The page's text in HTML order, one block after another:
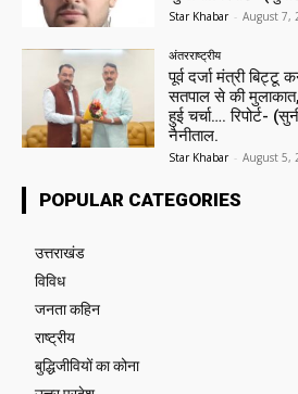
Star Khabar - August 7,
अंतरराष्ट्रीय
पूर्व दर्जा मंत्री
सतपाल से की
हुई चर्चा…. रिपोर्ट-
नैनीताल.
Star Khabar - August 5,
POPULAR CATEGORIES
उत्तराखंड
विविध
जनता कहिन
राष्ट्रीय
बुद्धिजीवियों का कोना